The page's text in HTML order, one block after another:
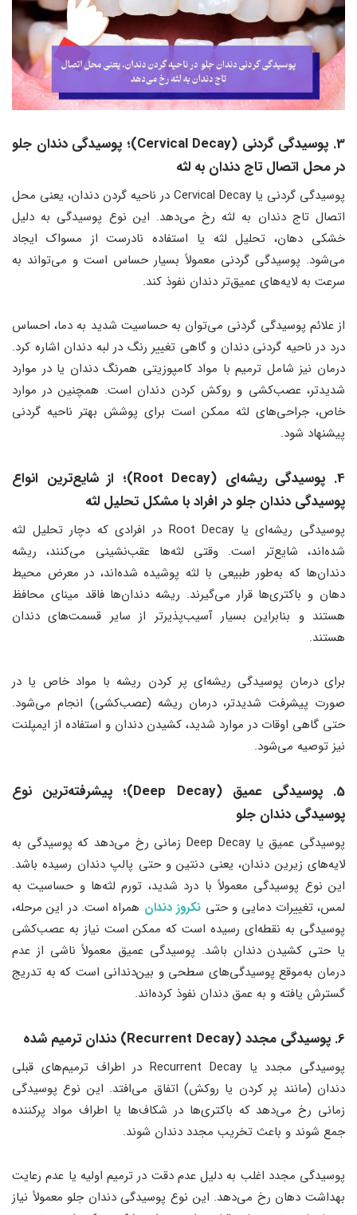
3. پوسیدگی گردنی (Cervical Decay)؛ پوسیدگی دندان جلو
در محل اتصال تاج دندان به لثه
پوسیدگی گردنی یا Cervical Decay در ناحیه گردن دندان، یعنی محل
اتصال تاج دندان به لثه رخ می‌دهد. این نوع پوسیدگی به دلیل
خشکی دهان، تحلیل لثه یا استفاده نادرست از مسواک ایجاد
می‌شود. پوسیدگی گردنی معمولاً بسیار حساس است و می‌تواند به
سرعت به لایه‌های عمیق‌تر دندان نفوذ کند.
از علائم پوسیدگی گردنی می‌توان به حساسیت شدید به دما، احساس
درد در ناحیه گردنی دندان و گاهی تغییر رنگ در لبه دندان اشاره کرد.
درمان نیز شامل ترمیم با مواد کامپوزیتی همرنگ دندان یا در موارد
شدیدتر، عصب‌کشی و روکش کردن دندان است. همچنین در موارد
خاص، جراحی‌های لثه ممکن است برای پوشش بهتر ناحیه گردنی
پیشنهاد شود.
4. پوسیدگی ریشه‌ای (Root Decay)؛ از شایع‌ترین انواع
پوسیدگی دندان جلو در افراد با مشکل تحلیل لثه
پوسیدگی ریشه‌ای یا Root Decay در افرادی که دچار تحلیل لثه
شده‌اند، شایع‌تر است. وقتی لثه‌ها عقب‌نشینی می‌کنند، ریشه
دندان‌ها که به‌طور طبیعی با لثه پوشیده شده‌اند، در معرض محیط
دهان و باکتری‌ها قرار می‌گیرند. ریشه دندان‌ها فاقد مینای محافظ
هستند و بنابراین بسیار آسیب‌پذیرتر از سایر قسمت‌های دندان
هستند.
برای درمان پوسیدگی ریشه‌ای پر کردن ریشه با مواد خاص یا در
صورت پیشرفت شدیدتر، درمان ریشه (عصب‌کشی) انجام می‌شود.
حتی گاهی اوقات در موارد شدید، کشیدن دندان و استفاده از ایمپلنت
نیز توصیه می‌شود.
5. پوسیدگی عمیق (Deep Decay)؛ پیشرفته‌ترین نوع
پوسیدگی دندان جلو
پوسیدگی عمیق یا Deep Decay زمانی رخ می‌دهد که پوسیدگی به
لایه‌های زیرین دندان، یعنی دنتین و حتی پالپ دندان رسیده باشد.
این نوع پوسیدگی معمولاً با درد شدید، تورم لثه‌ها و حساسیت به
لمس، تغییرات دمایی و حتی نکروز دندان همراه است. در این مرحله،
پوسیدگی به نقطه‌ای رسیده است که ممکن است نیاز به عصب‌کشی
یا حتی کشیدن دندان باشد. پوسیدگی عمیق معمولاً ناشی از عدم
درمان به‌موقع پوسیدگی‌های سطحی و بین‌دندانی است که به تدریج
گسترش یافته و به عمق دندان نفوذ کرده‌اند.
6. پوسیدگی مجدد (Recurrent Decay) دندان ترمیم شده
پوسیدگی مجدد یا Recurrent Decay در اطراف ترمیم‌های قبلی
دندان (مانند پر کردن یا روکش) اتفاق می‌افتد. این نوع پوسیدگی
زمانی رخ می‌دهد که باکتری‌ها در شکاف‌ها یا اطراف مواد پرکننده
جمع شوند و باعث تخریب مجدد دندان شوند.
پوسیدگی مجدد اغلب به دلیل عدم دقت در ترمیم اولیه یا عدم رعایت
بهداشت دهان رخ می‌دهد. این نوع پوسیدگی دندان جلو معمولاً نیاز